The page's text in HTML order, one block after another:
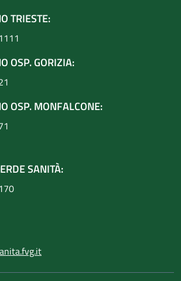
TRIESTE:
OSP. GORIZIA:
OSP. MONFALCONE:
SANITÀ: